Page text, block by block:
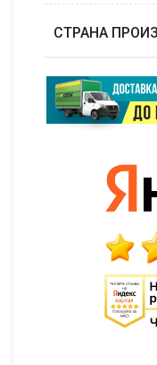
СТРАНА